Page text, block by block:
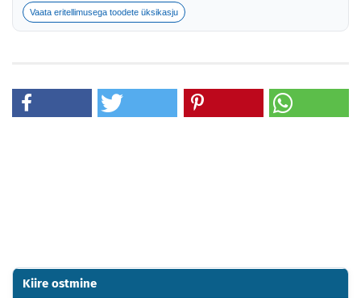
Vaata eritellimusega toodete üksikasju
Kiire ostmine